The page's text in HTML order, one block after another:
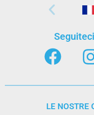
LE NOSTRE